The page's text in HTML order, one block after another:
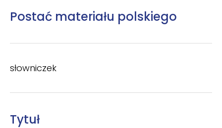
Postać materiału polskiego
słowniczek
Tytuł